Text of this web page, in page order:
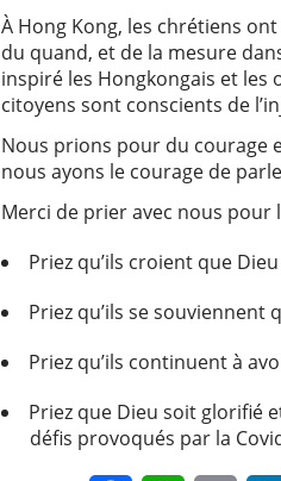
À Hong Kong, les chrétiens
du quand, et de la mesure
inspiré les Hongkongais et les
citoyens sont conscients de
Nous prions pour du courage
nous ayons le courage de
Merci de prier avec nous pour
Priez qu’ils croient que
Priez qu’ils se souviennent
Priez qu’ils continuent à
Priez que Dieu soit glorifié
défis provoqués par la